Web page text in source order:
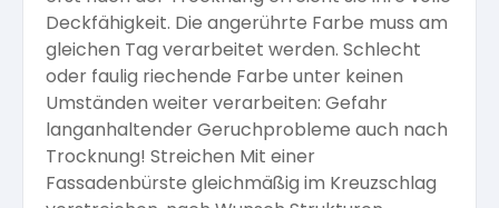
Deckfähigkeit. Die angerührte Farbe muss am
gleichen Tag verarbeitet werden. Schlecht
oder faulig riechende Farbe unter keinen
Umständen weiter verarbeiten: Gefahr
langanhaltender Geruchprobleme auch nach
Trocknung! Streichen Mit einer
Fassadenbürste gleichmäßig im Kreuzschlag